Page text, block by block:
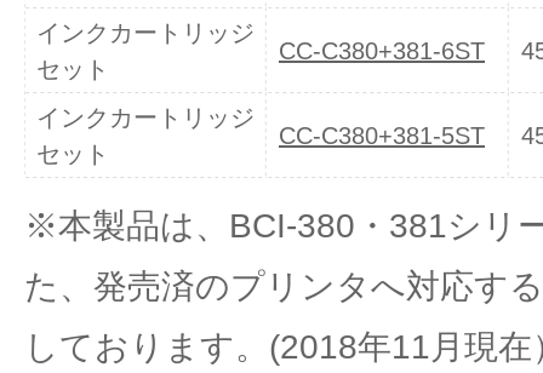
インクカートリッジ
セット
CC-C380+381-6ST
インクカートリッジ
セット
CC-C380+381-5ST
※本製品は、BCI-380・381シリ
た、発売済のプリンタへ対応す
しております。(2018年11月現在